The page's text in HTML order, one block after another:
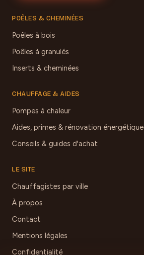
POÊLES & CHEMINÉES
Poêles à bois
Poêles à granulés
Inserts & cheminées
CHAUFFAGE & AIDES
Pompes à chaleur
Aides, primes & rénovation énergétique
Conseils & guides d'achat
LE SITE
Chauffagistes par ville
À propos
Contact
Mentions légales
Confidentialité